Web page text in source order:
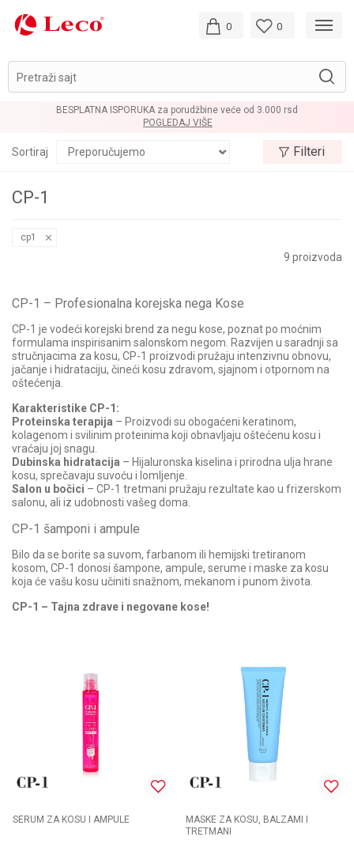
Pretraži sajt
0 0
BESPLATNA ISPORUKA za porudžbine veće od 3.000 rsd
POGLEDAJ VIŠE
CP-1
Sortiraj Filteri
cp1
9 proizvoda
CP-1 – Profesionalna korejska nega Kose
CP-1 je vodeći korejski brend za negu kose, poznat po moćnim
formulama inspirisanim salonskom negom. Razvijen u saradnji sa
stručnjacima za kosu, CP-1 proizvodi pružaju intenzivnu obnovu,
jačanje i hidrataciju, čineći kosu zdravom, sjajnom i otpornom na
oštećenja.
Karakteristike CP-1:
Proteinska terapija – Proizvodi su obogaćeni keratinom,
kolagenom i svilinim proteinima koji obnavljaju oštećenu kosu i
vraćaju joj snagu.
Dubinska hidratacija – Hijaluronska kiselina i prirodna ulja hrane
kosu, sprečavaju suvoću i lomljenje.
Salon u bočici – CP-1 tretmani pružaju rezultate kao u frizerskom
salonu, ali iz udobnosti vašeg doma.
CP-1 šamponi i ampule
Bilo da se borite sa suvom, farbanom ili hemijski tretiranom
kosom, CP-1 donosi šampone, ampule, serume i maske za kosu
koja će vašu kosu učiniti snažnom, mekanom i punom života.
CP-1 – Tajna zdrave i negovane kose!
SERUM ZA KOSU I AMPULE
MASKE ZA KOSU, BALZAMI I
TRETMANI